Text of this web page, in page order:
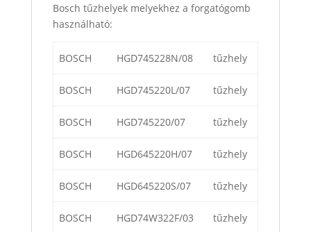
Bosch tűzhelyek melyekhez a forgatógomb
használható:
BOSCH HGD745228N/08 tűzhely
BOSCH HGD745220L/07 tűzhely
BOSCH HGD745220/07 tűzhely
BOSCH HGD645220H/07 tűzhely
BOSCH HGD645220S/07 tűzhely
BOSCH HGD74W322F/03 tűzhely